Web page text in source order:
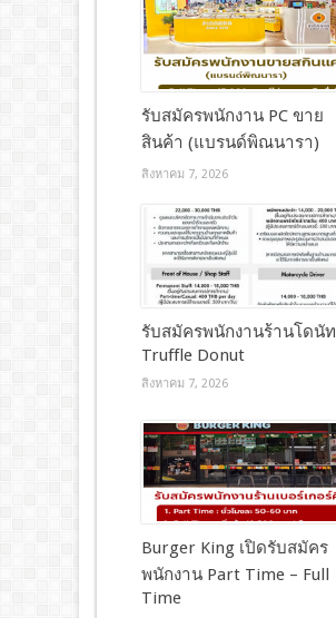
รับสมัครพนักงาน PC ขาย
สินค้า (แบรนด์พิณนารา)
สิงหาคม 7, 2026
รับสมัครพนักงานร้านโดนัท
Truffle Donut
สิงหาคม 7, 2026
Burger King เปิดรับสมัคร
พนักงาน Part Time – Full
Time